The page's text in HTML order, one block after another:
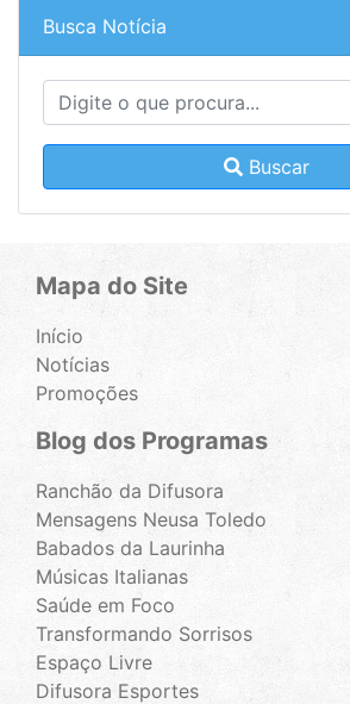
Busca Notícia
Buscar
Mapa do Site
Início
Notícias
Promoções
Blog dos Programas
Ranchão da Difusora
Mensagens Neusa Toledo
Babados da Laurinha
Músicas Italianas
Saúde em Foco
Transformando Sorrisos
Espaço Livre
Difusora Esportes